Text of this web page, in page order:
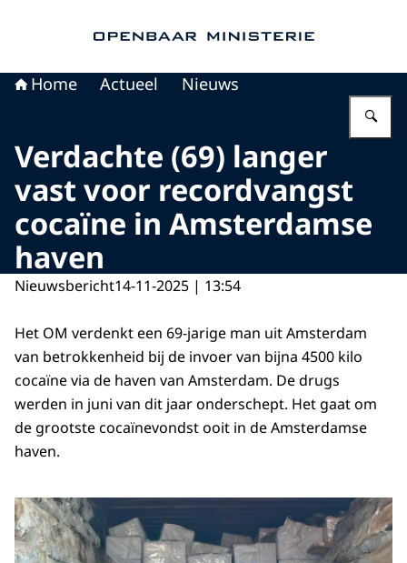
Home Actueel Nieuws
Verdachte (69) langer
vast voor recordvangst
cocaïne in Amsterdamse
haven
Nieuwsbericht14-11-2025 | 13:54
Het OM verdenkt een 69-jarige man uit Amsterdam
van betrokkenheid bij de invoer van bijna 4500 kilo
cocaïne via de haven van Amsterdam. De drugs
werden in juni van dit jaar onderschept. Het gaat om
de grootste cocaïnevondst ooit in de Amsterdamse
haven.